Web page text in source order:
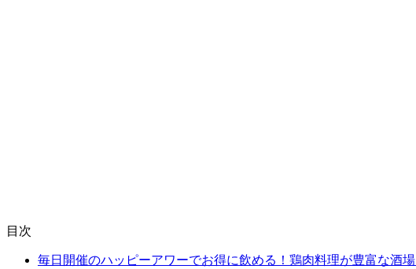
目次
毎日開催のハッピーアワーでお得に飲める！鶏肉料理が豊富な酒